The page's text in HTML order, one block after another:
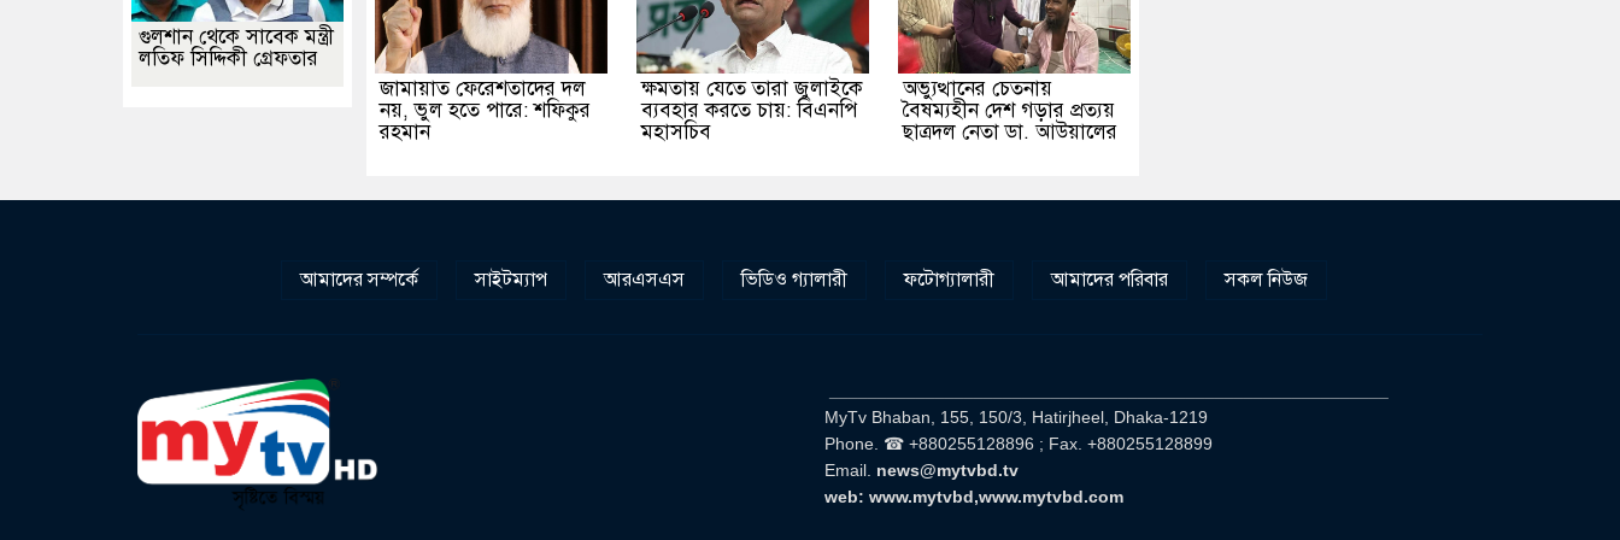
জামায়াত ফেরেশতাদের দল
নয়, ভুল হতে পারে: শফিকুর
রহমান
ক্ষমতায় যেতে তারা জুলাইকে
ব্যবহার করতে চায়: বিএনপি
মহাসচিব
অভ্যুত্থানের চেতনায়
বৈষম্যহীন দেশ গড়ার প্রত্যয়
ছাত্রদল নেতা ডা. আউয়ালের
গুলশান থেকে সাবেক মন্ত্রী
লতিফ সিদ্দিকী গ্রেফতার
আমাদের সম্পর্কে সাইটম্যাপ আরএসএস ভিডিও গ্যালারী ফটোগ্যালারী আমাদের পরিবার সকল নিউজ
MyTv Bhaban, 155, 150/3, Hatirjheel, Dhaka-1219
Phone. ☎ +880255128896 ; Fax. +880255128899
Email. news@mytvbd.tv
web: www.mytvbd,www.mytvbd.com